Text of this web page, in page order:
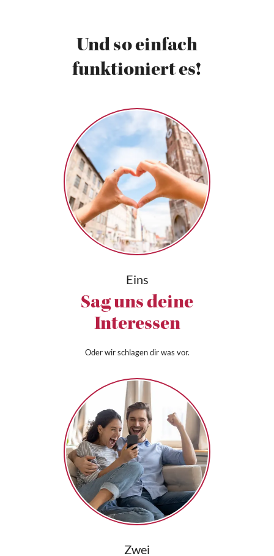
Und so einfach
funktioniert es!
Eins
Sag uns deine
Interessen
Oder wir schlagen dir was vor.
Zwei